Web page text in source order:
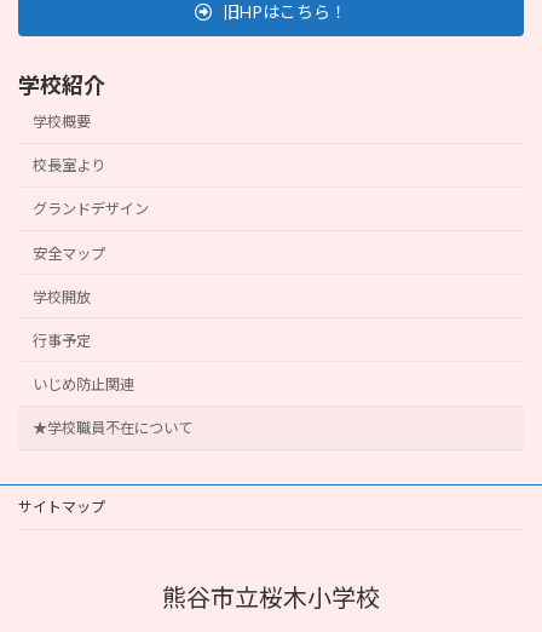
旧HPはこちら！
学校紹介
学校概要
校長室より
グランドデザイン
安全マップ
学校開放
行事予定
いじめ防止関連
★学校職員不在について
サイトマップ
熊谷市立桜木小学校